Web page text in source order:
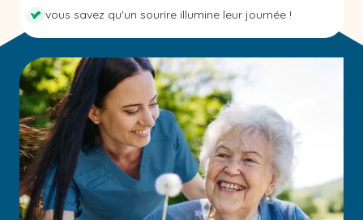
vous savez qu'un sourire illumine leur journée !